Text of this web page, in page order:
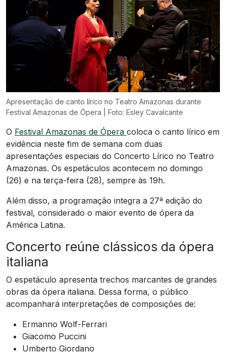
Apresentação de canto lírico no Teatro Amazonas durante
Festival Amazonas de Ópera | Foto: Esley Cavalcante
O Festival Amazonas de Ópera coloca o canto lírico em
evidência neste fim de semana com duas
apresentações especiais do Concerto Lírico no Teatro
Amazonas. Os espetáculos acontecem no domingo
(26) e na terça-feira (28), sempre às 19h.
Além disso, a programação integra a 27ª edição do
festival, considerado o maior evento de ópera da
América Latina.
Concerto reúne clássicos da ópera
italiana
O espetáculo apresenta trechos marcantes de grandes
obras da ópera italiana. Dessa forma, o público
acompanhará interpretações de composições de:
Ermanno Wolf-Ferrari
Giacomo Puccini
Umberto Giordano